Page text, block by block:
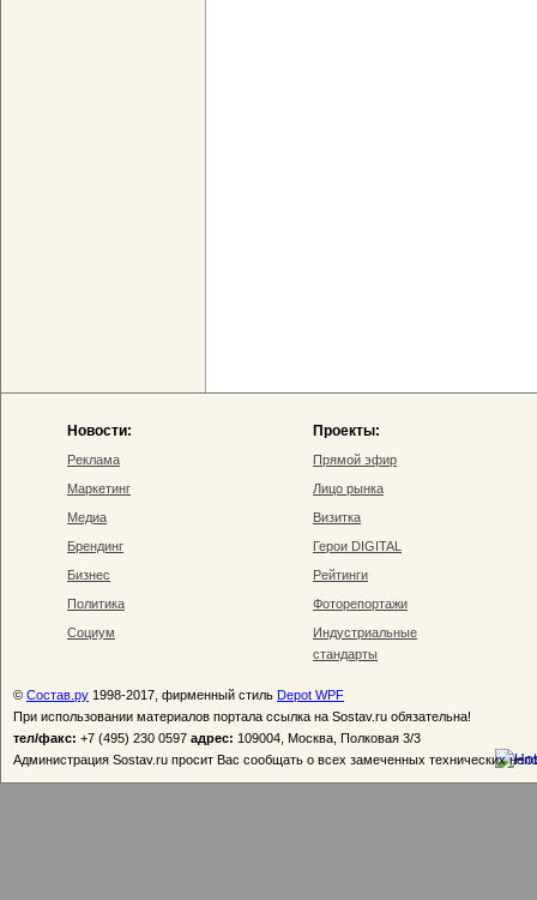
Новости:
Реклама
Маркетинг
Медиа
Брендинг
Бизнес
Политика
Социум
Проекты:
Прямой эфир
Лицо рынка
Визитка
Герои DIGITAL
Рейтинги
Фоторепортажи
Индустриальные
стандарты
© Состав.ру 1998-2017, фирменный стиль Depot WPF
При использовании материалов портала ссылка на Sostav.ru обязательна!
тел/факс: +7 (495) 230 0597 адрес: 109004, Москва, Полковая 3/3
Администрация Sostav.ru просит Вас сообщать о всех замеченных технических